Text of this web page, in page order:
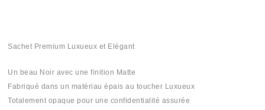
Sachet Premium Luxueux et Elégant
Un beau Noir avec une finition Matte
Fabriqué dans un matériau épais au toucher Luxueux
Totalement opaque pour une confidentialité assurée